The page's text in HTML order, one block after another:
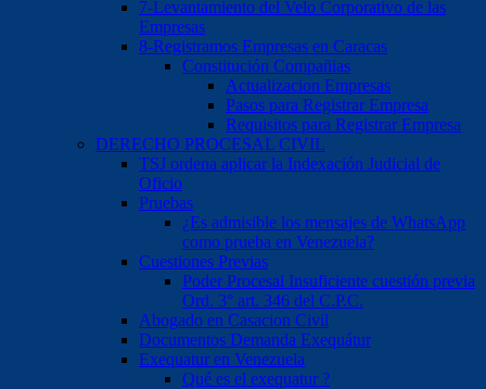
7-Levantamiento del Velo Corporativo de las
Empresas
8-Registramos Empresas en Caracas
Constitución Compañias
Actualizacion Empresas
Pasos para Registrar Empresa
Requisitos para Registrar Empresa
DERECHO PROCESAL CIVIL
TSJ ordena aplicar la Indexación Judicial de
Oficio
Pruebas
¿Es admisible los mensajes de WhatsApp
como prueba en Venezuela?
Cuestiones Previas
Poder Procesal Insuficiente cuestión previa
Ord. 3° art. 346 del C.P.C.
Abogado en Casacion Civil
Documentos Demanda Exequátur
Exequatur en Venezuela
Qué es el exequatur ?